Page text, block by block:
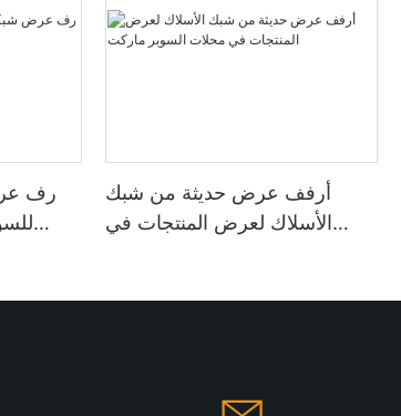
رف
أرفف عرض حديثة من شبك
الأسلاك لعرض المنتجات في